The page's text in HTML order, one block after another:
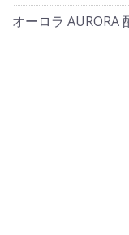
オーロラ AURORA